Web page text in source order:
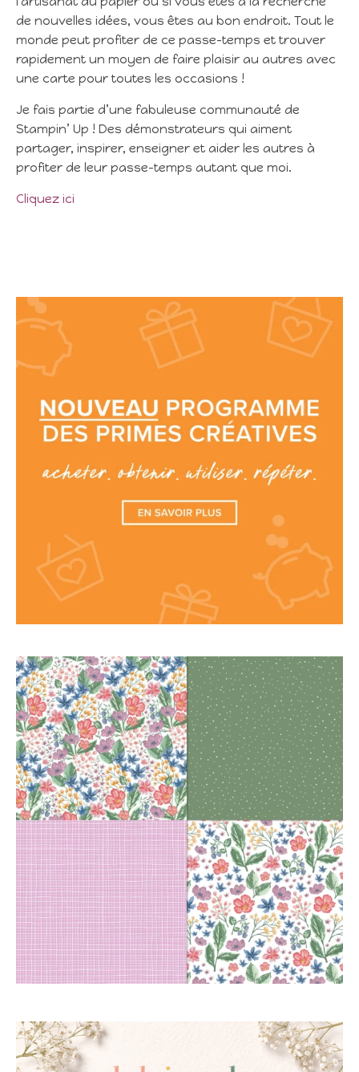
de nouvelles idées, vous êtes au bon endroit. Tout le
monde peut profiter de ce passe-temps et trouver
rapidement un moyen de faire plaisir au autres avec
une carte pour toutes les occasions !
Je fais partie d’une fabuleuse communauté de
Stampin’ Up ! Des démonstrateurs qui aiment
partager, inspirer, enseigner et aider les autres à
profiter de leur passe-temps autant que moi.
Cliquez ici